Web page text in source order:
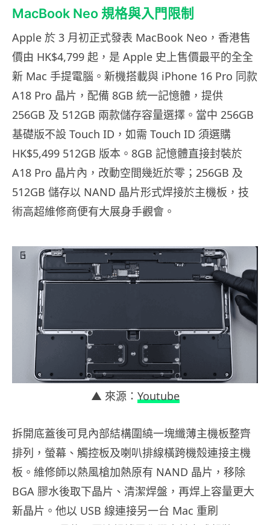
MacBook Neo 規格與入門限制
Apple 於 3 月初正式發表 MacBook Neo，香港售
價由 HK$4,799 起，是 Apple 史上售價最平的全全
新 Mac 手提電腦。新機搭載與 iPhone 16 Pro 同款
A18 Pro 晶片，配備 8GB 統一記憶體，提供
256GB 及 512GB 兩款儲存容量選擇。當中 256GB
基礎版不設 Touch ID，如需 Touch ID 須選購
HK$5,499 512GB 版本。8GB 記憶體直接封裝於
A18 Pro 晶片內，改動空間幾近於零；256GB 及
512GB 儲存以 NAND 晶片形式焊接於主機板，技
術高超維修商便有大展身手觀會。
▲ 來源： Youtube
拆開底蓋後可見內部結構圍繞一塊纖薄主機板整齊
排列，螢幕、觸控板及喇叭排線橫跨機殼連接主機
板。維修師以熱風槍加熱原有 NAND 晶片，移除
BGA 膠水後取下晶片、清潔焊盤，再焊上容量更大
新晶片。他以 USB 線連接另一台 Mac 重刷